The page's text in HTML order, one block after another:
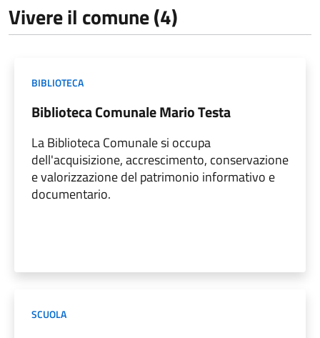
Vivere il comune (4)
BIBLIOTECA
Biblioteca Comunale Mario Testa
La Biblioteca Comunale si occupa
dell'acquisizione, accrescimento, conservazione
e valorizzazione del patrimonio informativo e
documentario.
SCUOLA